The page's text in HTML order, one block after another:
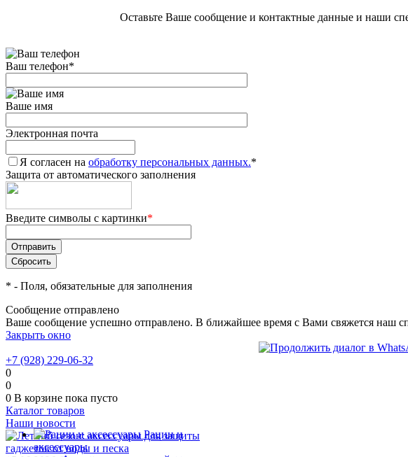
Оставьте Ваше сообщение и контактные данные и наши
Ваш телефон*
Ваше имя
Электронная почта
Я согласен на обработку персональных данных.*
Защита от автоматического заполнения
Введите символы с картинки*
* - Поля, обязательные для заполнения
Сообщение отправлено
Ваше сообщение успешно отправлено. В ближайшее время с Вами свяжется наш
Закрыть окно
+7 (928) 229-06-32
0
0
0 В корзине пока пусто
Каталог товаров
Рации и
аксессуары
Наши новости